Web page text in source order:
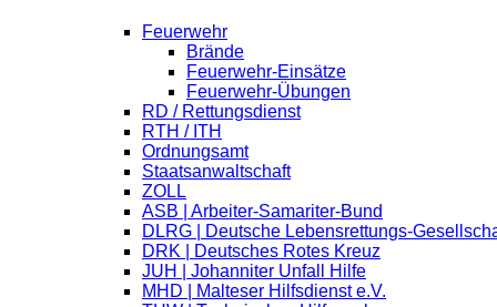
Feuerwehr
Brände
Feuerwehr-Einsätze
Feuerwehr-Übungen
RD / Rettungsdienst
RTH / ITH
Ordnungsamt
Staatsanwaltschaft
ZOLL
ASB | Arbeiter-Samariter-Bund
DLRG | Deutsche Lebensrettungs-
DRK | Deutsches Rotes Kreuz
JUH | Johanniter Unfall Hilfe
MHD | Malteser Hilfsdienst e.V.